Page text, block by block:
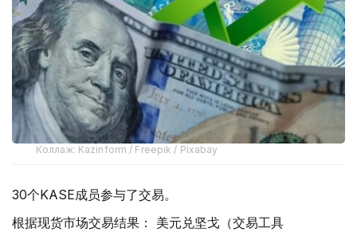
Коллаж: Kazinform / Freepik / Pixabay
30个KASE成员参与了交易。
根据现货市场交易结果： 美元兑坚戈（交易工具